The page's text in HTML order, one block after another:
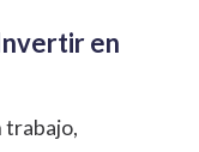
en
trabajo,